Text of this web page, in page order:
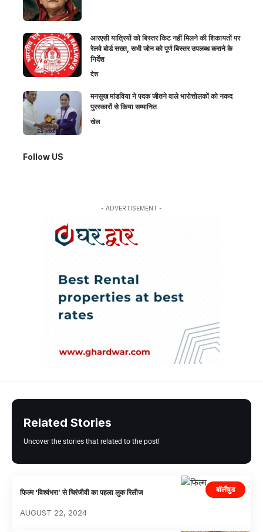
आरएसी यात्रियों को बिस्तर किट नहीं मिलने की शिकायतों पर
रेलवे बोर्ड सख्त, सभी जोन को पूर्ण बिस्तर उपलब्ध कराने के
निर्देश
देश
मनसुख मांडविया ने पदक जीतने वाले भारोत्तोलकों को नकद
पुरस्कारों से किया सम्मानित
खेल
Follow US
- ADVERTISEMENT -
Related Stories
Uncover the stories that related to the post!
बॉलीवुड
फिल्म ‘विश्वंभरा’ से चिरंजीवी का पहला लुक रिलीज
AUGUST 22, 2024